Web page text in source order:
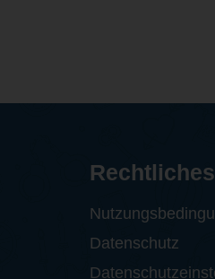
Rechtliches
Datenschutz